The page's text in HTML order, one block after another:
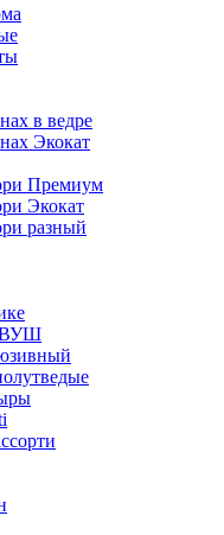
в ведре
Экокат
Премиум
Экокат
разный